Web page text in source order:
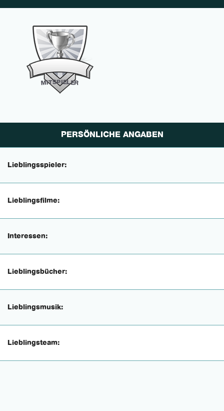
MITSPIELER
PERSÖNLICHE ANGABEN
Lieblingsspieler:
Lieblingsfilme:
Interessen:
Lieblingsbücher:
Lieblingsmusik:
Lieblingsteam: